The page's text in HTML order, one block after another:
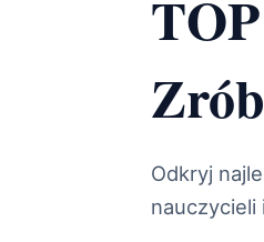
Odkryj
nauczycieli